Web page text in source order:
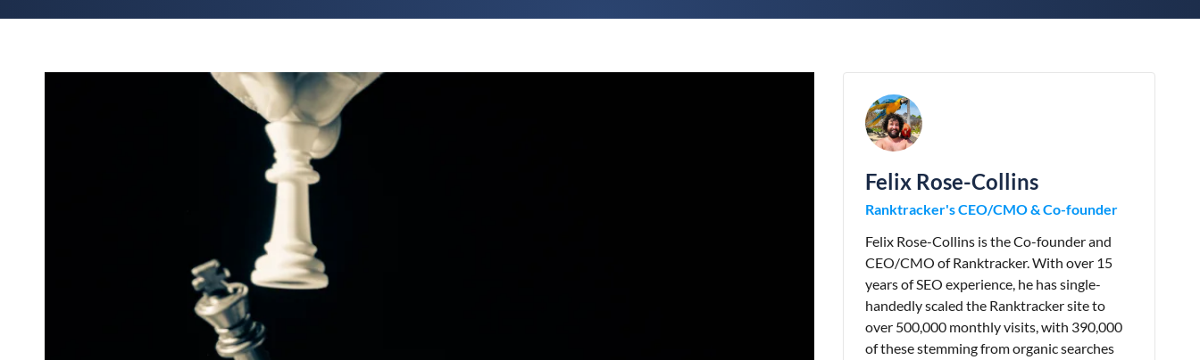
Felix Rose-Collins
Ranktracker's CEO/CMO & Co-founder
Felix Rose-Collins is the Co-founder and
CEO/CMO of Ranktracker. With over 15
years of SEO experience, he has single-
handedly scaled the Ranktracker site to
over 500,000 monthly visits, with 390,000
of these stemming from organic searches